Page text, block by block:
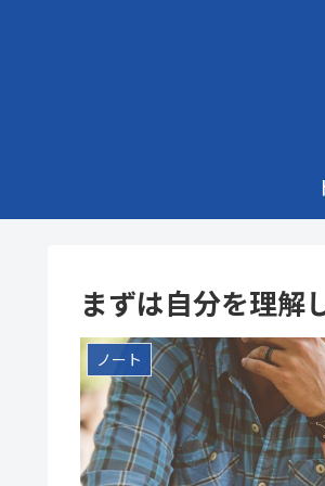
まずは自分を理解
ノート